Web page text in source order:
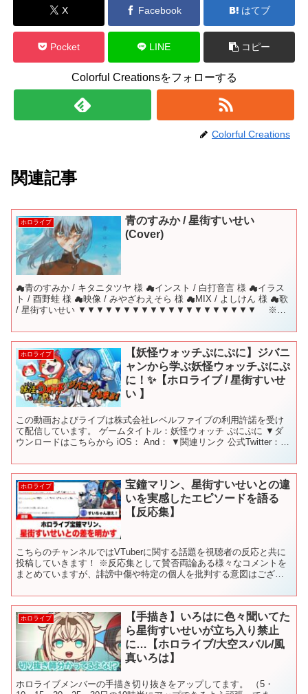
X Facebook はてブ
Pocket LINE コピー
Colorful Creationsをフォローする
Colorful Creations
関連記事
ホロライブ
青のすみか / 星街すいせい
(Cover)
☁青のすみか / キタニタツヤ 様 ☁インスト / 白打音言 様 ☁イラス
ト / 酉野蛙 様 ☁映像 / みやざわえそら 様 ☁MIX / よしけん 様 ☁歌
/ 星街すいせい ▼▼▼▼▼▼▼▼▼▼▼▼▼▼▼▼▼▼▼▼ ※ホ
ホロライブ
【妖怪ウォッチぷにぷに】ジバニ
ャンから学ぶ妖怪ウォッチぷにぷ
に！✨【ホロライブ / 星街すいせ
い 】
この動画およびライブは株式会社レベルファイブの利用許諾を受け
て配信しています。 ゲームタイトル：妖怪ウォッチ ぷにぷに ▼ダ
ウンロードはこちらから iOS： And： ▼関連リンク 公式Twitter：
ホロライブ
宝鐘マリン、星街すいせいとの違
いを実感したエピソードを語る
【反応集】
こちらのチャンネルではVTuberに関する話題を視聴者の反応と共に
投稿していきます！ ※反応集として賛否両論ある様々なコメントを
まとめていますが、誹謗中傷や特定の個人を批判する意図はござい
ホロライブ
【手描き】いろはに色々聞いてた
ら星街すいせいが立ち入り禁止
に…【ホロライブ/大空スバル/風
真いろは】
ホロライブメンバーの手描き切り抜きをアップしてます。 （5・